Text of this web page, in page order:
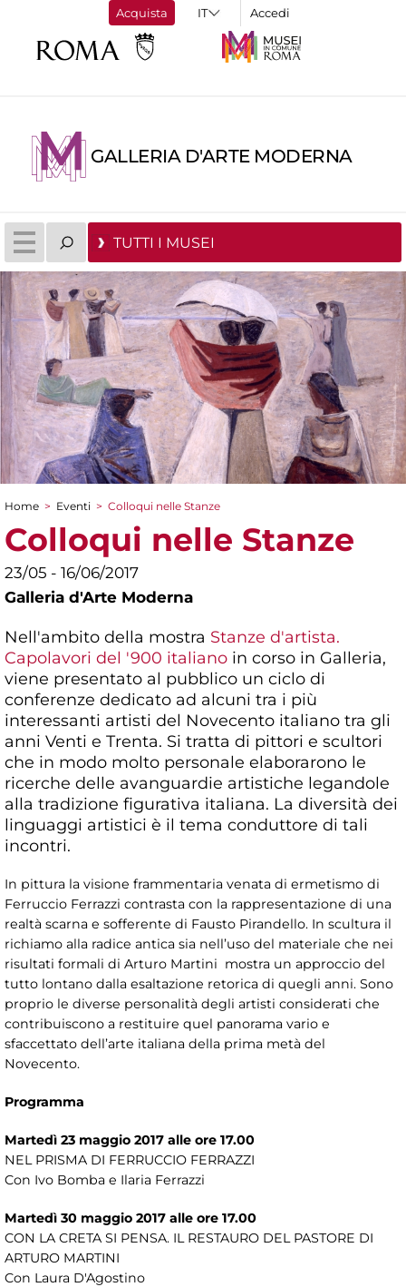
Acquista Accedi
GALLERIA D'ARTE MODERNA
TUTTI I MUSEI
Tu sei qui
Home > Eventi > Colloqui nelle Stanze
Colloqui nelle Stanze
23/05 - 16/06/2017
Galleria d'Arte Moderna
Nell'ambito della mostra Stanze d'artista.
Capolavori del '900 italiano in corso in Galleria,
viene presentato al pubblico un ciclo di
conferenze dedicato ad alcuni tra i più
interessanti artisti del Novecento italiano tra gli
anni Venti e Trenta. Si tratta di pittori e scultori
che in modo molto personale elaborarono le
ricerche delle avanguardie artistiche legandole
alla tradizione figurativa italiana. La diversità dei
linguaggi artistici è il tema conduttore di tali
incontri.
In pittura la visione frammentaria venata di ermetismo di
Ferruccio Ferrazzi contrasta con la rappresentazione di una
realtà scarna e sofferente di Fausto Pirandello. In scultura il
richiamo alla radice antica sia nell’uso del materiale che nei
risultati formali di Arturo Martini mostra un approccio del
tutto lontano dalla esaltazione retorica di quegli anni. Sono
proprio le diverse personalità degli artisti considerati che
contribuiscono a restituire quel panorama vario e
sfaccettato dell’arte italiana della prima metà del
Novecento.
Programma
Martedì 23 maggio 2017 alle ore 17.00
NEL PRISMA DI FERRUCCIO FERRAZZI
Con Ivo Bomba e Ilaria Ferrazzi
Martedì 30 maggio 2017 alle ore 17.00
CON LA CRETA SI PENSA. IL RESTAURO DEL PASTORE DI
ARTURO MARTINI
Con Laura D'Agostino